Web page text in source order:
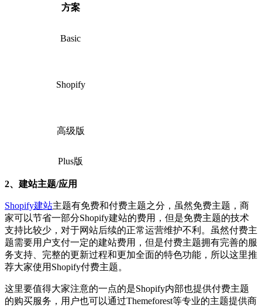
方案
Basic
Shopify
高级版
Plus版
2、建站主题/应用
Shopify建站主题有免费和付费主题之分，虽然免费主题，商
家可以节省一部分Shopify建站的费用，但是免费主题的技术
支持比较少，对于网站后续的正常运营维护不利。虽然付费主
题需要用户支付一定的建站费用，但是付费主题拥有完善的服
务支持、完整的更新过程和更加全面的特色功能，所以这里推
荐大家使用Shopify付费主题。
这里要值得大家注意的一点的是Shopify内部也提供付费主题
的购买服务，用户也可以通过Themeforest等专业的主题提供商